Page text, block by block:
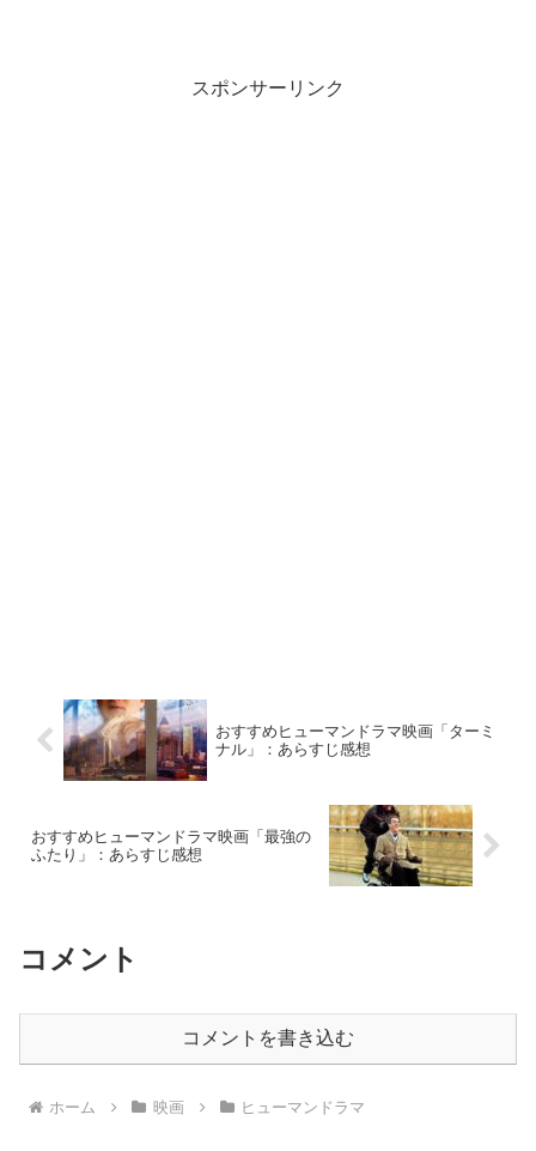
スポンサーリンク
おすすめヒューマンドラマ映画「ターミ
ナル」：あらすじ感想
おすすめヒューマンドラマ映画「最強の
ふたり」：あらすじ感想
コメント
コメントを書き込む
ホーム 映画 ヒューマンドラマ